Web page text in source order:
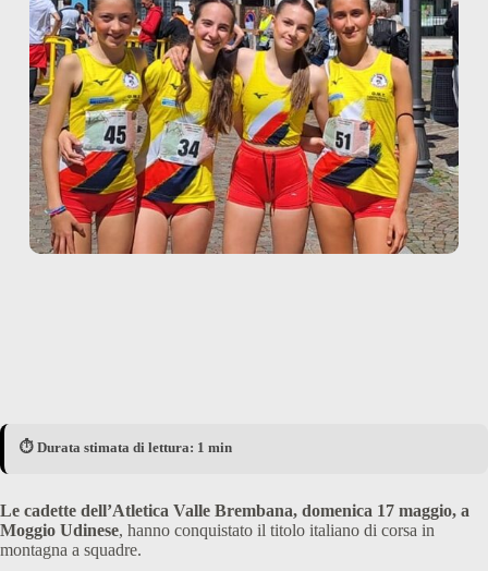
⏱️ Durata stimata di lettura: 1 min
Le cadette dell’Atletica Valle Brembana, domenica 17 maggio, a
Moggio Udinese, hanno conquistato il titolo italiano di corsa in
montagna a squadre.